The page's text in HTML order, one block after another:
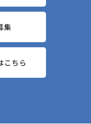
集
こちら